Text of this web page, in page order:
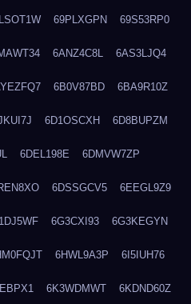
69PLXGPN 69S53RP0
6ANZ4C8L 6AS3LJQ4
6B0V87BD 6BA9R10Z
6D1OSCXH 6D8BUPZM
6DEL198E 6DMVW7ZP
6DSSGCV5 6EEGL9Z9
6G3CXI93 6G3KEGYN
6HWL9A3P 6I5IUH76
6K3WDMWT 6KDND60Z